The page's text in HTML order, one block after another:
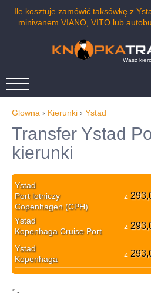
Ile kosztuje zamówić taksówkę z
minivanem VIANO, VITO lub
Wasz
Glowna › Kierunki › Ystad
Transfer Ystad
kierunki
Ystad
Port lotniczy
Copenhagen (CPH)
z
Ystad
Kopenhaga Cruise Port
z
Ystad
Kopenhaga
z
* -